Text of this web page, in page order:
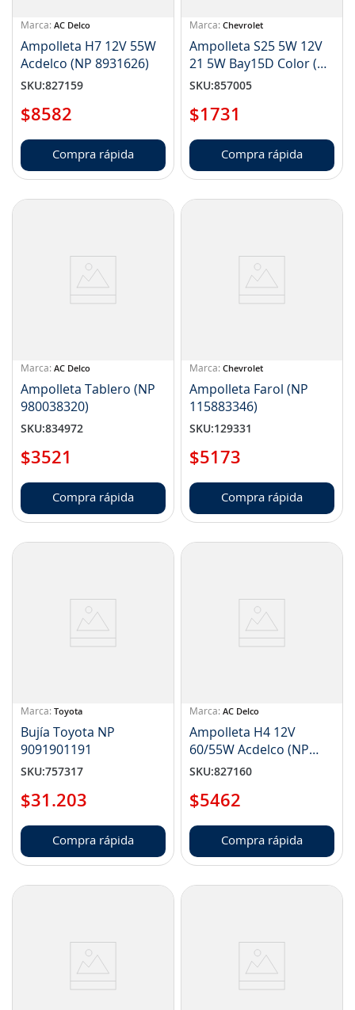
AC Delco
Ampolleta H7 12V 55W
Acdelco (NP 8931626)
SKU:827159
$8582
Compra rápida
Chevrolet
Ampolleta S25 5W 12V
21 5W Bay15D Color (NP
1964616) 1Un
SKU:857005
$1731
Compra rápida
AC Delco
Ampolleta Tablero (NP
980038320)
SKU:834972
$3521
Compra rápida
Chevrolet
Ampolleta Farol (NP
115883346)
SKU:129331
$5173
Compra rápida
Toyota
Bujía Toyota NP
9091901191
SKU:757317
$31 .203
Compra rápida
AC Delco
Ampolleta H4 12V
60/55W Acdelco (NP
8931619)
SKU:827160
$5462
Compra rápida